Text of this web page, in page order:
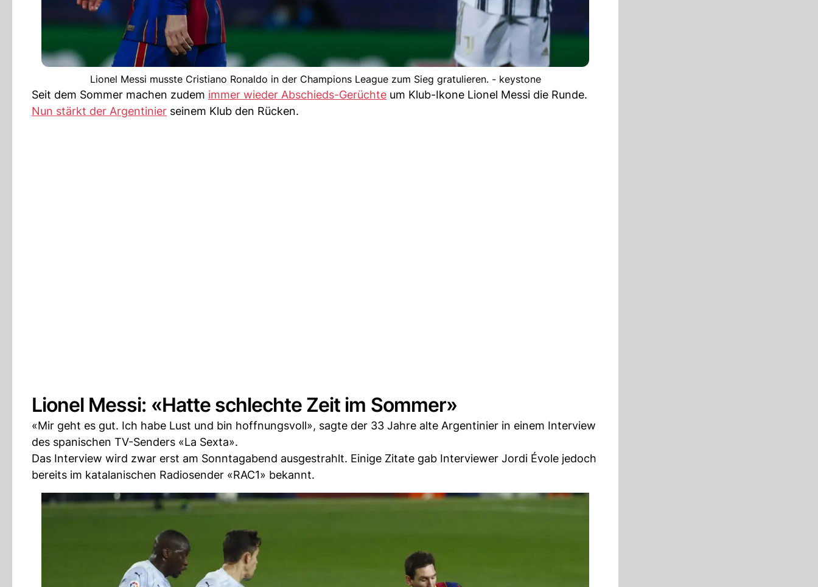
Lionel Messi musste Cristiano Ronaldo in der Champions League zum Sieg gratulieren. - keystone
Seit dem Sommer machen zudem immer wieder Abschieds-Gerüchte um Klub-Ikone Lionel Messi die Runde.
Nun stärkt der Argentinier seinem Klub den Rücken.
Lionel Messi: «Hatte schlechte Zeit im Sommer»
«Mir geht es gut. Ich habe Lust und bin hoffnungsvoll», sagte der 33 Jahre alte Argentinier in einem Interview
des spanischen TV-Senders «La Sexta».
Das Interview wird zwar erst am Sonntagabend ausgestrahlt. Einige Zitate gab Interviewer Jordi Évole jedoch
bereits im katalanischen Radiosender «RAC1» bekannt.